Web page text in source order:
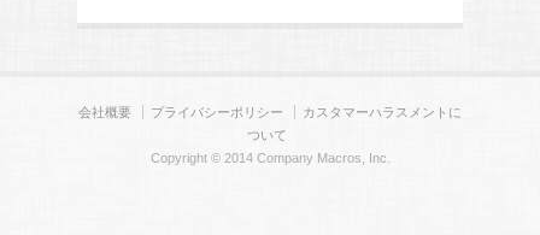
会社概要 プライバシーポリシー
カスタマーハラスメントに
ついて
Copyright © 2014 Company Macros, Inc.